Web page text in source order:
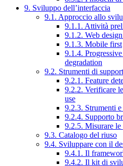
9. Sviluppo dell’interfaccia
9.1. Approccio allo
9.1.1. Attività
9.1.2. Web
9.1.3. Mobile first
9.1.4.
degradation
9.2. Strumenti di
9.2.1. Feature
9.2.2. Verificare
use
9.2.3. Strumenti
9.2.4. Supporto
9.2.5. Misurare le
9.3. Catalogo del riuso
9.4. Sviluppare con il
9.4.1. Il
9.4.2. Il kit di